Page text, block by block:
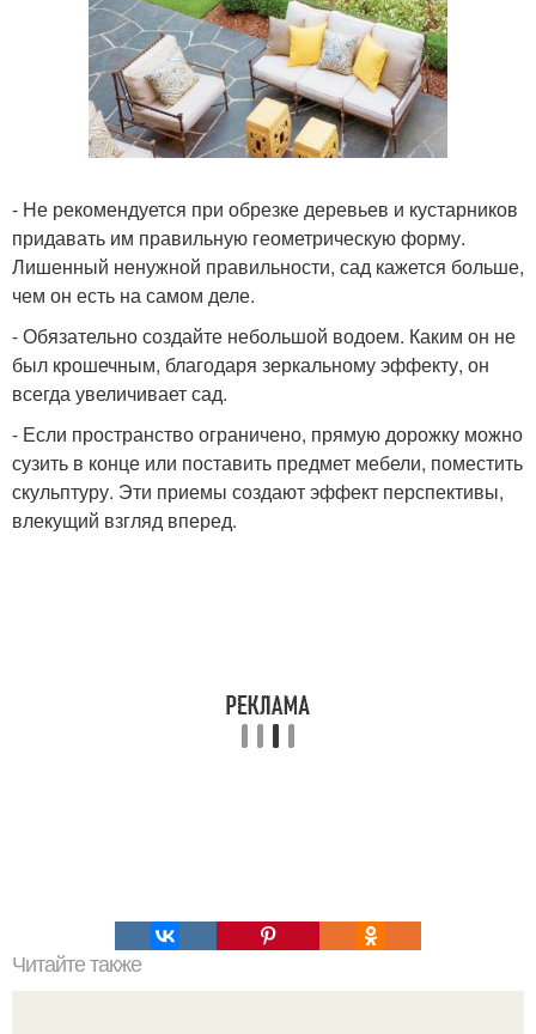
- Не рекомендуется при обрезке деревьев и кустарников
придавать им правильную геометрическую форму.
Лишенный ненужной правильности, сад кажется больше,
чем он есть на самом деле.
- Обязательно создайте небольшой водоем. Каким он не
был крошечным, благодаря зеркальному эффекту, он
всегда увеличивает сад.
- Если пространство ограничено, прямую дорожку можно
сузить в конце или поставить предмет мебели, поместить
скульптуру. Эти приемы создают эффект перспективы,
влекущий взгляд вперед.
Читайте также